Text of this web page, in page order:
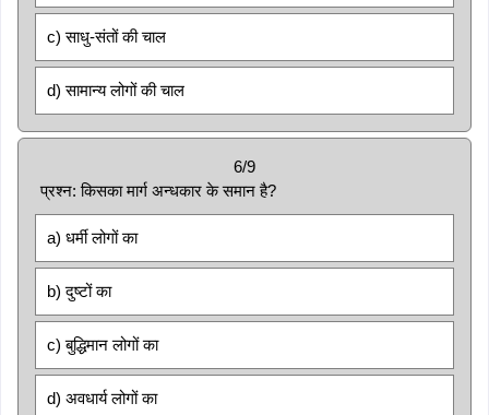
c) साधु-संतों की चाल
d) सामान्य लोगों की चाल
6/9
प्रश्न: किसका मार्ग अन्धकार के समान है?
a) धर्मी लोगों का
b) दुष्टों का
c) बुद्धिमान लोगों का
d) अवधार्य लोगों का